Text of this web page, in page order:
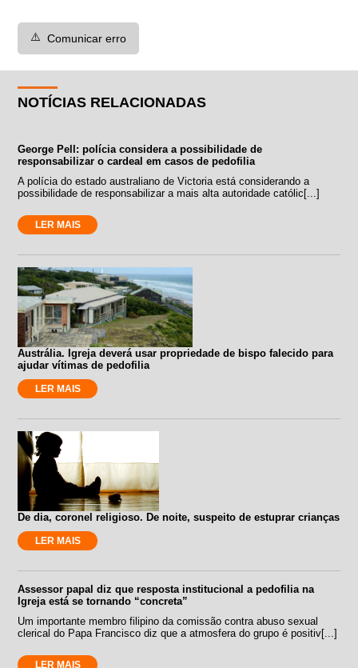
⚠️ Comunicar erro
NOTÍCIAS RELACIONADAS
George Pell: polícia considera a possibilidade de
responsabilizar o cardeal em casos de pedofilia
A polícia do estado australiano de Victoria está considerando a
possibilidade de responsabilizar a mais alta autoridade católic[...]
LER MAIS
Austrália. Igreja deverá usar propriedade de bispo falecido para
ajudar vítimas de pedofilia
LER MAIS
De dia, coronel religioso. De noite, suspeito de estuprar crianças
LER MAIS
Assessor papal diz que resposta institucional a pedofilia na
Igreja está se tornando “concreta”
Um importante membro filipino da comissão contra abuso sexual
clerical do Papa Francisco diz que a atmosfera do grupo é positiv[...]
LER MAIS